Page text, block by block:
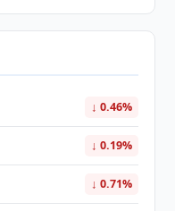
↓ 0.46%
↓ 0.19%
↓ 0.71%